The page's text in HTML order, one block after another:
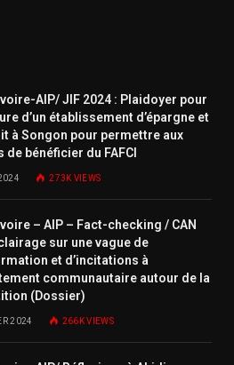
AIP/ JIF 2024 : Plaidoyer pour
d’un établissement d’épargne et
à Songon pour permettre aux
de bénéficier du FAFCI
273K VIEWS
– AIP – Fact-checking / CAN
sur une vague de
et d’incitations à
communautaire autour de la
(Dossier)
2024 266KVIEWS